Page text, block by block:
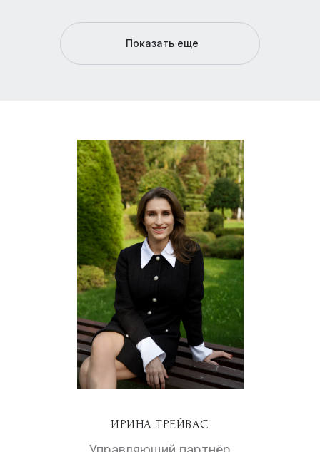
Показать еще
ИРИНА ТРЕЙВАС